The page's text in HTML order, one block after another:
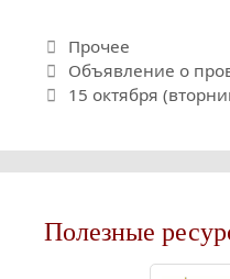
Рубрики
Прочее
Объявление о
15 октября
Полезные